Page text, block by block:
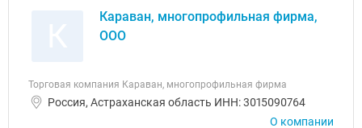
Караван, многопрофильная фирма,
ООО
Торговая компания Караван, многопрофильная фирма
Россия, Астраханская область ИНН: 3015090764
О компании